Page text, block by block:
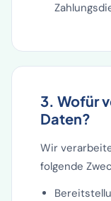
3. Wofür
Daten?
Wir
folgende